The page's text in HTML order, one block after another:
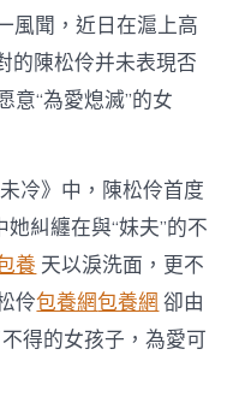
滅”〉
中
風聞，近日在滬上高
的陳松伶并未表現否
意“為愛熄滅”的女
冷》中，陳松伶首度
糾纏在與“妹夫”的不
養 天以淚洗面，更不
伶包養網包養網 卻由
得的女孩子，為愛可